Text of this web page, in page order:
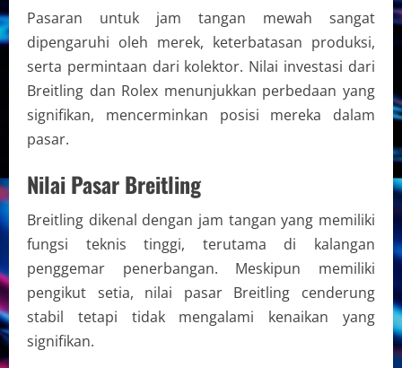
Pasaran untuk jam tangan mewah sangat
dipengaruhi oleh merek, keterbatasan produksi,
serta permintaan dari kolektor. Nilai investasi dari
Breitling dan Rolex menunjukkan perbedaan yang
signifikan, mencerminkan posisi mereka dalam
pasar.
Nilai Pasar Breitling
Breitling dikenal dengan jam tangan yang memiliki
fungsi teknis tinggi, terutama di kalangan
penggemar penerbangan. Meskipun memiliki
pengikut setia, nilai pasar Breitling cenderung
stabil tetapi tidak mengalami kenaikan yang
signifikan.